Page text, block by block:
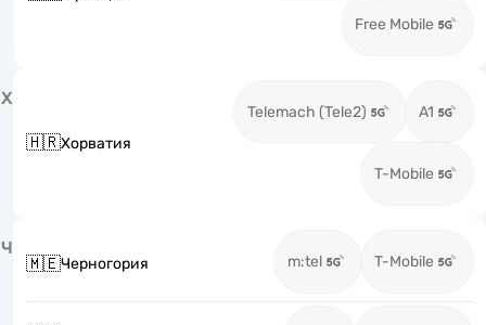
Free Mobile
Х
🇭🇷Хорватия
Telemach (Tele2) A1
T-Mobile
Ч
🇲🇪Черногория m:tel T-Mobile